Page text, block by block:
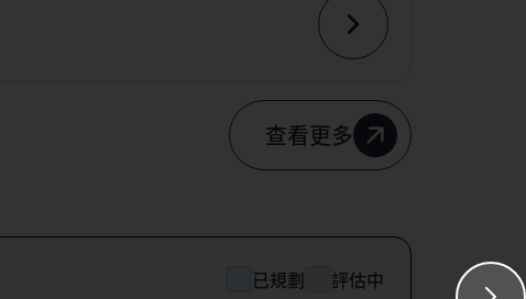
查看更多
已規劃 評估中